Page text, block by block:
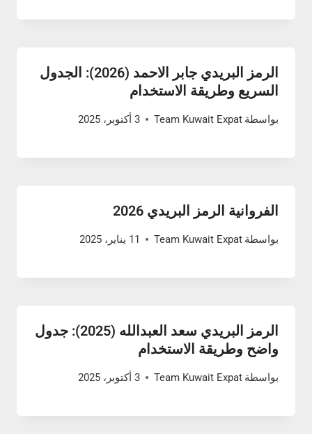
الرمز البريدي جابر الاحمد (2026): الجدول
السريع وطريقة الاستخدام
بواسطة Team Kuwait Expat 3 أكتوبر، 2025
الفروانية الرمز البريدي 2026
بواسطة Team Kuwait Expat 11 يناير، 2025
الرمز البريدي سعد العبدالله (2025): جدول
واضح وطريقة الاستخدام
بواسطة Team Kuwait Expat 3 أكتوبر، 2025